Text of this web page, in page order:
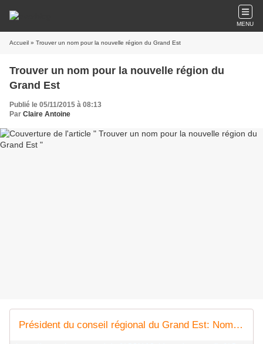
MENU
Accueil » Trouver un nom pour la nouvelle région du Grand Est
Trouver un nom pour la nouvelle région du
Grand Est
Publié le 05/11/2015 à 08:13
Par Claire Antoine
Président du conseil régional du Grand Est: Nommer la nouvelle région du Grand Est AUSTRASIE